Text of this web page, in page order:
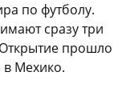
по футболу.
сразу три
прошло
в Мехико.